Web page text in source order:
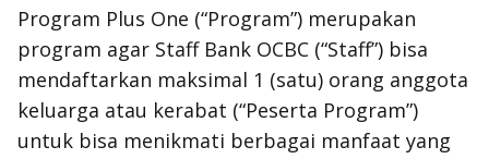
Program Plus One (“Program”) merupakan
program agar Staff Bank OCBC (“Staff”) bisa
mendaftarkan maksimal 1 (satu) orang anggota
keluarga atau kerabat (“Peserta Program”)
untuk bisa menikmati berbagai manfaat yang